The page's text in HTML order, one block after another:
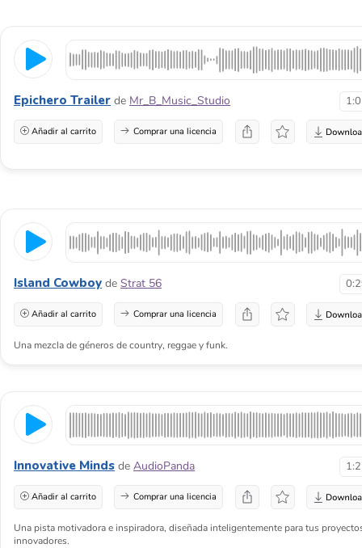
Epichero Trailer de Mr_B_Music_Studio
Añadir al carrito Comprar una licencia
Island Cowboy de Strat 56
Añadir al carrito Comprar una licencia
Una mezcla de géneros de country, reggae y funk.
Innovative Minds de AudioPanda
Añadir al carrito Comprar una licencia
Una pista motivadora e inspiradora, diseñada inteligentemente para tus
innovadores.